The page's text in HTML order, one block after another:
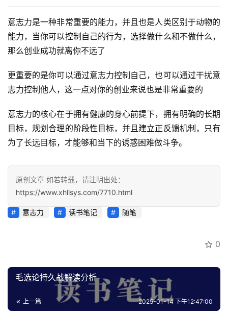
意志力是一种非常重要的能力，并且也是人类区别于动物的
能力，当你可以控制自己的行为，选择做什么和不做什么，
那么创业成功就离你不远了
更重要的是你可以通过意志力控制自己，也可以通过干扰意
志力控制他人，这一点对你的创业来说也是非常重要的
意志力的核心在于拥有健康的身心前提下，拥有明确的长期
目标，规划合理的阶段性目标，并且建立正反馈机制，只有
为了长远目标，才能够和当下的诱惑困难做斗争。
原创文章 如若转载，请注明出处：
https://www.xhllsys.com/7710.html
意志力 读书笔记 随笔
0
毛选论持久战解读分析
上一篇 2025-01-14 下午12:47:00